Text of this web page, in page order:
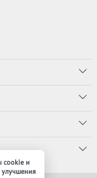
cookie и